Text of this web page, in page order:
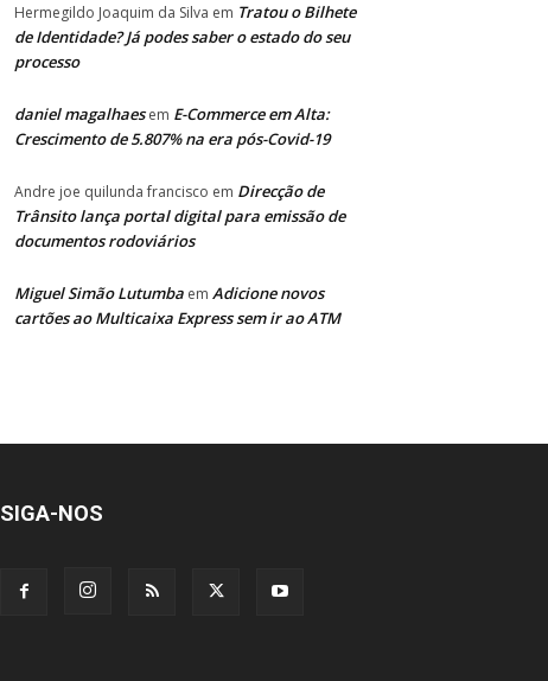
Hermegildo Joaquim da Silva em Tratou o Bilhete
de Identidade? Já podes saber o estado do seu
processo
daniel magalhaesem E-Commerce em Alta:
Crescimento de 5.807% na era pós-Covid-19
Andre joe quilunda francisco em Direcção de
Trânsito lança portal digital para emissão de
documentos rodoviários
Miguel Simão Lutumba em Adicione novos
cartões ao Multicaixa Express sem ir ao ATM
SIGA-NOS